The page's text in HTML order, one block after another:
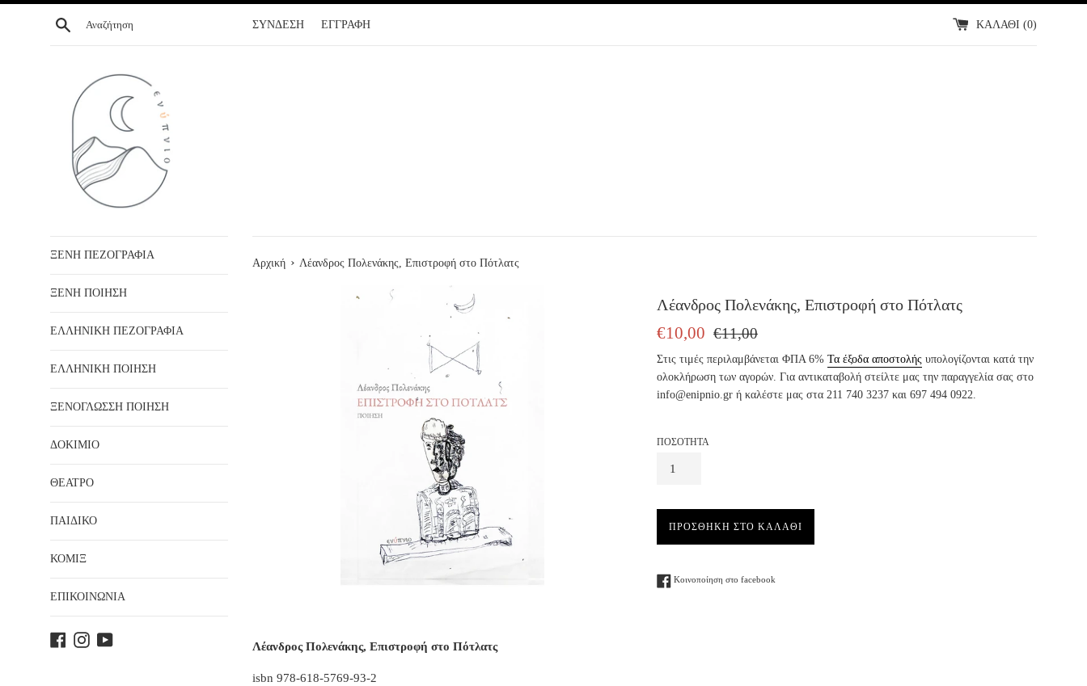
Αναζήτηση ΣΥΝΔΕΣΗ ΕΓΓΡΑΦΗ ΚΑΛΑΘΙ (0)
ΞΕΝΗ ΠΕΖΟΓΡΑΦΙΑ
ΞΕΝΗ ΠΟΙΗΣΗ
ΕΛΛΗΝΙΚΗ ΠΕΖΟΓΡΑΦΙΑ
ΕΛΛΗΝΙΚΗ ΠΟΙΗΣΗ
ΞΕΝΟΓΛΩΣΣΗ ΠΟΙΗΣΗ
ΔΟΚΙΜΙΟ
ΘΕΑΤΡΟ
ΠΑΙΔΙΚΟ
ΚΟΜΙΞ
ΕΠΙΚΟΙΝΩΝΙΑ
Facebook
InstagramYouTube
Αρχική › Λέανδρος Πολενάκης, Επιστροφή στο Πότλατς
Λέανδρος Πολενάκης, Επιστροφή στο Πότλατς
ΤΙΜΗ
€10,00
ΤΙΜΗ
€11,00
Στις τιμές περιλαμβάνεται ΦΠΑ 6% Τα έξοδα αποστολής υπολογίζονται κατά την
ολοκλήρωση των αγορών. Για αντικαταβολή στείλτε μας την παραγγελία σας στο
info@enipnio.gr ή καλέστε μας στα 211 740 3237 και 697 494 0922.
ΠΟΣΟΤΗΤΑ
ΠΡΟΣΘΗΚΗ ΣΤΟ ΚΑΛΑΘΙ
Κοινοποίηση στο facebook
Λέανδρος Πολενάκης, Επιστροφή στο Πότλατς
isbn 978-618-5769-93-2